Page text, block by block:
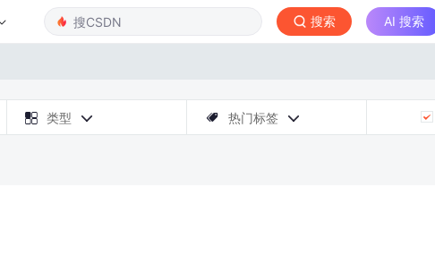
搜索 AI 搜索
 类型   热门标签 